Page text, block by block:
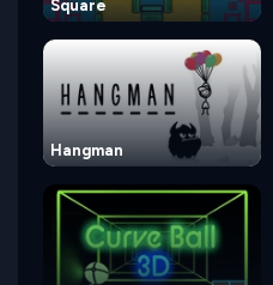
Square
Hangman